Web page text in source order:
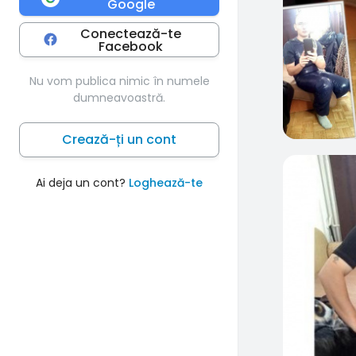
Google
Conectează-te
Facebook
Nu vom publica nimic în numele
dumneavoastră.
Crează-ți un cont
Ai deja un cont? Loghează-te 0